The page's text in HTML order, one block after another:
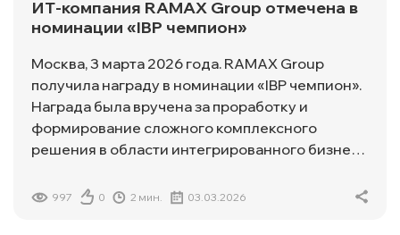
ИТ-компания RAMAX Group отмечена в
номинации «IBP чемпион»
Москва, 3 марта 2026 года. RAMAX Group
получила награду в номинации «IBP чемпион».
Награда была вручена за проработку и
формирование сложного комплексного
решения в области интегрированного бизнес-
Москве в рамках традиционной партнерской
997 0 2 мин. 03.03.2026